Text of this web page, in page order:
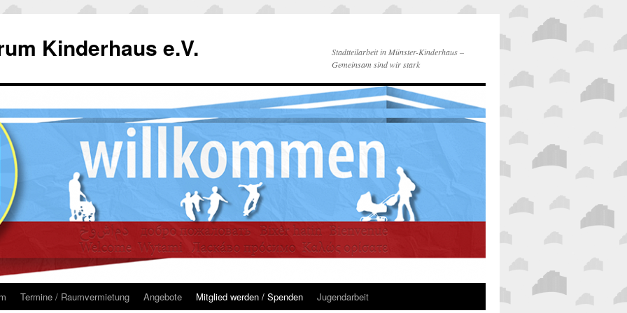
Kinderhaus e.V.
Stadtteilarbeit in Münster-Kinderhaus –
Gemeinsam sind wir stark
Termine / Raumvermietung Angebote Mitglied werden / Spenden Jugendarbeit